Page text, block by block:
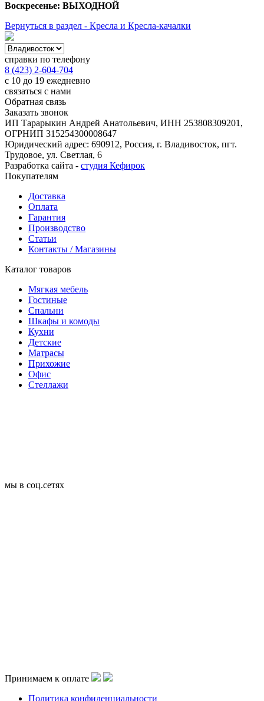
Воскресенье: ВЫХОДНОЙ
Вернуться в раздел - Кресла и Кресла-качалки
справки по телефону
8 (423) 2-604-704
с 10 до 19 ежедневно
связаться с нами
Обратная связь
Заказать звонок
ИП Тарарыкин Андрей Анатольевич, ИНН 253808309201,
ОГРНИП 315254300008647
Юридический адрес: 690912, Россия, г. Владивосток, пгт.
Трудовое, ул. Светлая, 6
Разработка сайта - студия Кефирок
Покупателям
Доставка
Оплата
Гарантия
Производство
Статьи
Контакты / Магазины
Каталог товаров
Мягкая мебель
Гостиные
Спальни
Шкафы и комоды
Кухни
Детские
Матрасы
Прихожие
Офис
Стеллажи
мы в соц.сетях
Принимаем к оплате
Политика конфиденциальности